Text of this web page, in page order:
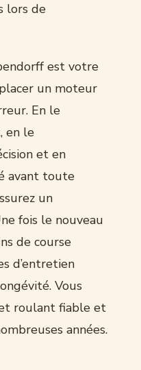
lors de
est votre
un moteur
En le
en le
et en
avant toute
un
fois le nouveau
de course
d’entretien
Vous
roulant fiable et
années.